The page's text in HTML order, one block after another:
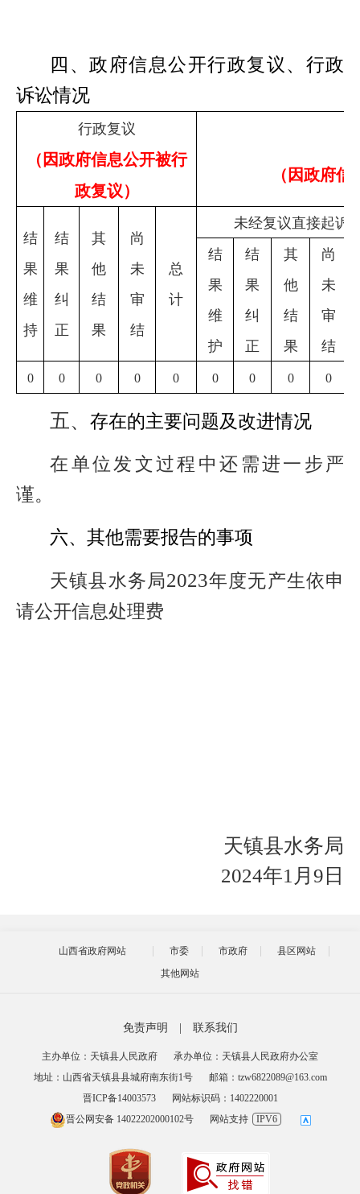
四、政府信息公开行政复议、行政
诉讼情况
行政复议
（因政府信息公开被行
政复议）
（因政府
结
果
维
持
结
果
纠
正
其
他
结
果
尚
未
审
结
总
计
未经复议直接起诉
结
果
维
护
结
果
纠
正
其
他
结
果
尚
未
审
结
0 0 0 0 0 0 0 0 0
五、存在的主要问题及改进情况
在单位发文过程中还需进一步严
谨。
六、其他需要报告的事项
天镇县水务局2023年度无产生依申
请公开信息处理费
天镇县水务局
2024年1 月 9 日
山西省政府网站 市委 市政府
县区网站
其他网站
免责声明 联系我们
主办单位：天镇县人民政府
承办单位：天镇县人民政府办公室
地址：山西省天镇县县城府南东街1号
邮箱：tzw6822089@163.com
晋ICP备14003573
网站标识码：1402220001
晋公网安备 14022202000102号
网站支持 IPV6